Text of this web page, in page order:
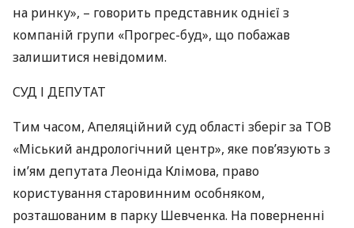
на ринку», – говорить представник однієї з
компаній групи «Прогрес-буд», що побажав
залишитися невідомим.
СУД І ДЕПУТАТ
Тим часом, Апеляційний суд області зберіг за ТОВ
«Міський андрологічний центр», яке пов’язують з
ім’ям депутата Леоніда Клімова, право
користування старовинним особняком,
розташованим в парку Шевченка. На поверненні